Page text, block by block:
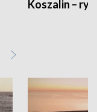
Koszalin –